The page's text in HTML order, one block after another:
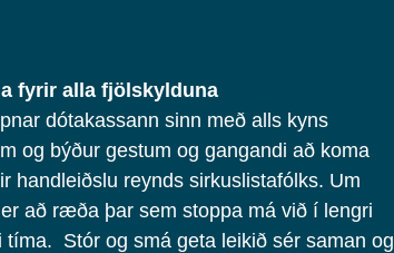
fyrir alla fjölskylduna
dótakassann sinn með alls kyns
og býður gestum og gangandi að koma
handleiðslu reynds sirkuslistafólks. Um
að ræða þar sem stoppa má við í lengri
tíma. Stór og smá geta leikið sér saman og